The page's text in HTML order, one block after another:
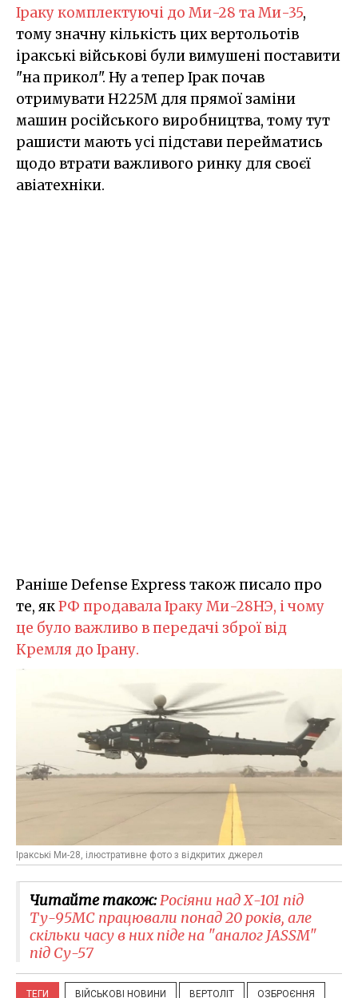
Іраку комплектуючі до Ми-28 та Ми-35,
тому значну кількість цих вертольотів
іракські військові були вимушені поставити
"на прикол". Ну а тепер Ірак почав
отримувати H225M для прямої заміни
машин російського виробництва, тому тут
рашисти мають усі підстави перейматись
щодо втрати важливого ринку для своєї
авіатехніки.
Раніше Defense Express також писало про
те, якРФ продавала Іраку Ми-28НЭ, і чому
це було важливо в передачі зброї від
Кремля до Ірану.
Іракські Ми-28, ілюстративне фото з відкритих джерел
Читайте також:Росіяни над Х-101 під
Ту-95МС працювали понад 20 років, але
скільки часу в них піде на "аналог JASSM"
під Су-57
ТЕГИ ВІЙСЬКОВІ НОВИНИ ВЕРТОЛІТ ОЗБРОЄННЯ